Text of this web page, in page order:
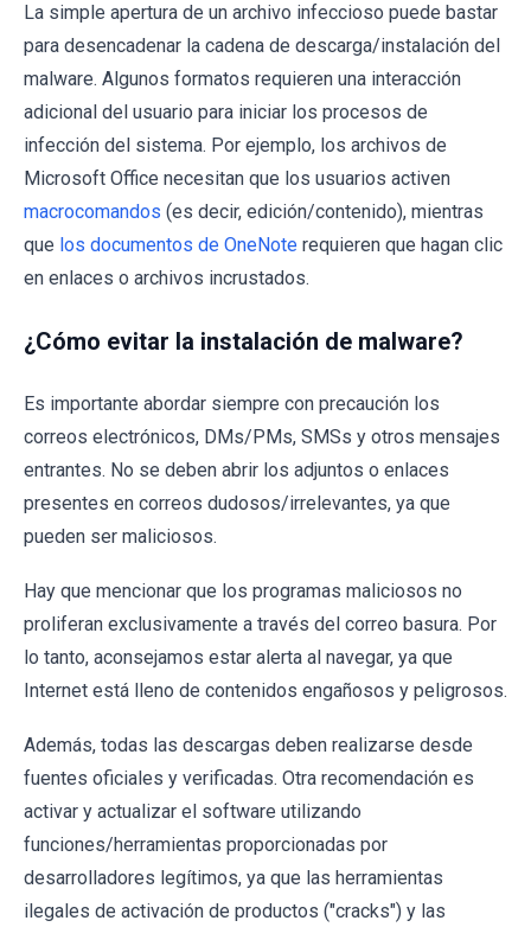
La simple apertura de un archivo infeccioso puede bastar
para desencadenar la cadena de descarga/instalación del
malware. Algunos formatos requieren una interacción
adicional del usuario para iniciar los procesos de
infección del sistema. Por ejemplo, los archivos de
Microsoft Office necesitan que los usuarios activen
macrocomandos (es decir, edición/contenido), mientras
que los documentos de OneNote requieren que hagan clic
en enlaces o archivos incrustados.
¿Cómo evitar la instalación de malware?
Es importante abordar siempre con precaución los
correos electrónicos, DMs/PMs, SMSs y otros mensajes
entrantes. No se deben abrir los adjuntos o enlaces
presentes en correos dudosos/irrelevantes, ya que
pueden ser maliciosos.
Hay que mencionar que los programas maliciosos no
proliferan exclusivamente a través del correo basura. Por
lo tanto, aconsejamos estar alerta al navegar, ya que
Internet está lleno de contenidos engañosos y peligrosos.
Además, todas las descargas deben realizarse desde
fuentes oficiales y verificadas. Otra recomendación es
activar y actualizar el software utilizando
funciones/herramientas proporcionadas por
desarrolladores legítimos, ya que las herramientas
ilegales de activación de productos ("cracks") y las